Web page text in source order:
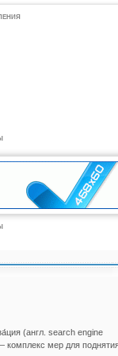
(англ. search engine
комплекс мер для